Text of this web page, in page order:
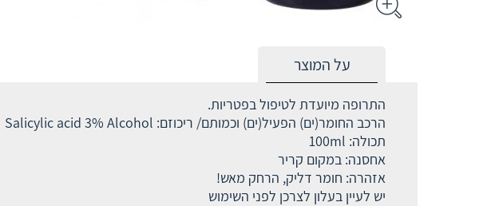
על המוצר
התרופה מיועדת לטיפול בפטריות.
הרכב החומר(ים) הפעיל(ים) וכמותם/ ריכוזם: Salicylic acid 3% Alcohol
תכולה: 100ml
אחסנה: במקום קריר
אזהרה: חומר דליק, הרחק מאש!
יש לעיין בעלון לצרכן לפני השימוש